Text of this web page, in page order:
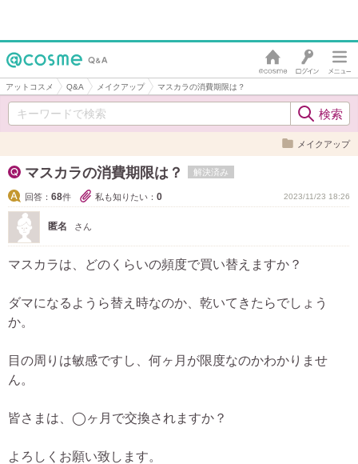
アットコスメ Q&A メイクアップ マスカラの消費期限は？
メイクアップ
マスカラの消費期限は？ 解決済み
回答： 68件 私も知りたい： 0 2023/11/23 18:26
匿名 さん
マスカラは、どのくらいの頻度で買い替えますか？
ダマになるようら替え時なのか、乾いてきたらでしょう
か。
目の周りは敏感ですし、何ヶ月が限度なのかわかりませ
ん。
皆さまは、◯ヶ月で交換されますか？
よろしくお願い致します。